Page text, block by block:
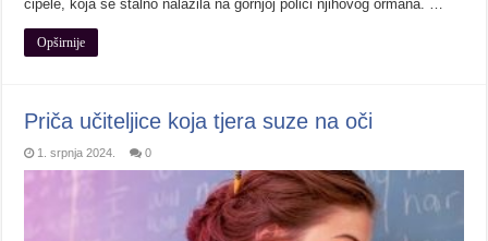
cipele, koja se stalno nalazila na gornjoj polici njihovog ormana. …
Opširnije
Priča učiteljice koja tjera suze na oči
1. srpnja 2024. 0